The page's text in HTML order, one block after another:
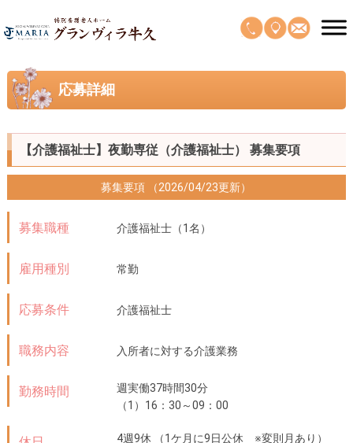
応募詳細
【介護福祉士】夜勤専従（介護福祉士） 募集要項
募集要項 （2026/04/23更新）
募集職種 介護福祉士（1名）
雇用種別 常勤
応募条件 介護福祉士
職務内容 入所者に対する介護業務
勤務時間
週実働37時間30分
（1）16：30～09：00
4週9休 （1ケ月に9日公休 ※変則月あり）